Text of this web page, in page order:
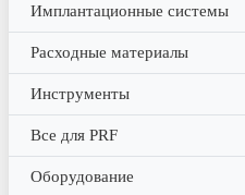
Имплантационные системы
Расходные материалы
Инструменты
Все для PRF
Оборудование